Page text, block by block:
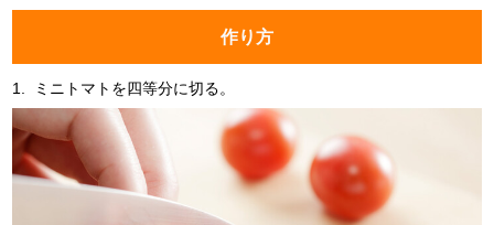
作り方
1. ミニトマトを四等分に切る。